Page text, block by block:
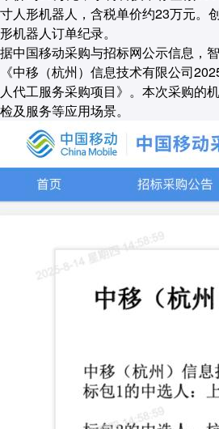
寸人形机器人，含税单价约23万元。
形机器人订单纪录。
据中国移动采购与招标网公示信息，
《中移（杭州）信息技术有限公司
人代工服务采购项目》。本次采购的
检及服务等应用场景。